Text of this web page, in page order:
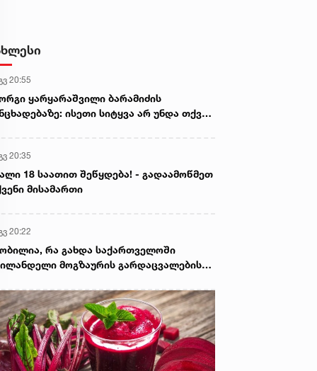
20:55
ყარყარაშვილი ბარამიძის
ისეთი სიტყვა არ უნდა თქვა,
წარმოაჩენს, შენი სიტყვები
და რუსული სააგენტოების მიერ
წაღებული და ყველა ქართველს
20:35
18 საათით შეწყდება! - გადაამოწმეთ
მისამართი
20:22
რა გახდა საქართველოში
მოგზაურის გარდაცვალების